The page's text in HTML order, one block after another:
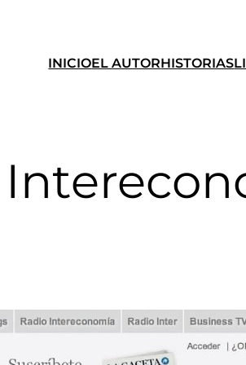
INICIOEL AUTORHISTORIAS